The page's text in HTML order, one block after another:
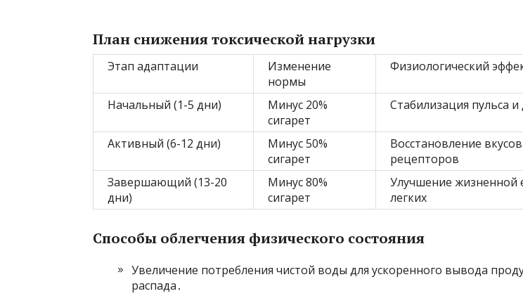
План снижения токсической нагрузки
Этап адаптации
Изменение
нормы
Физиологический
Начальный (1-5 дни)
Минус 20%
сигарет
Стабилизация пульса и
Активный (6-12 дни)
Минус 50%
сигарет
Восстановление
рецепторов
Завершающий (13-20
дни)
Минус 80%
сигарет
Улучшение жизненной
легких
Способы облегчения физического состояния
Увеличение потребления чистой воды для ускоренного вывода
распада․